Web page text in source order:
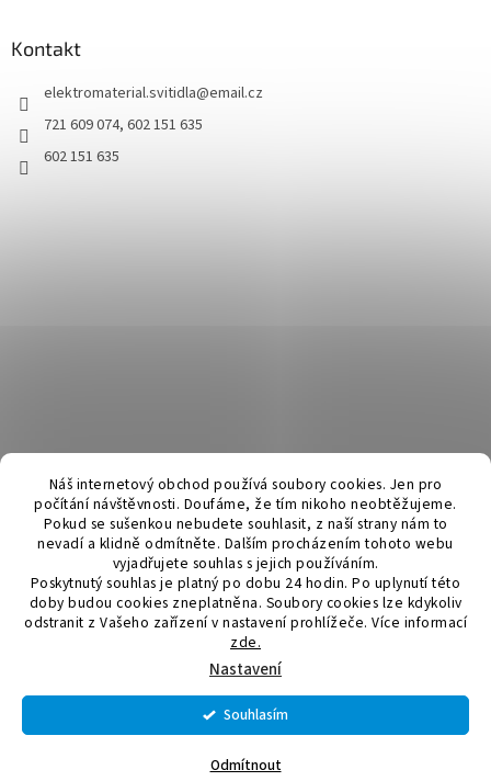
Náš internetový obchod používá soubory cookies. Jen pro
počítání návštěvnosti. Doufáme, že tím nikoho neobtěžujeme.
Pokud se sušenkou nebudete souhlasit, z naší strany nám to
nevadí a klidně odmítněte. Dalším procházením tohoto webu
vyjadřujete souhlas s jejich používáním.
Poskytnutý souhlas je platný po dobu 24 hodin. Po uplynutí této
doby budou cookies zneplatněna. Soubory cookies lze kdykoliv
odstranit z Vašeho zařízení v nastavení prohlížeče. Více informací
zde.
Nastavení
Odmítnout
Souhlasím
Kontakt
elektromaterial.svitidla@email.cz
721 609 074, 602 151 635
602 151 635
Vytvořil Shoptet
Copyright 2026Elektromateriál a svítidla. Všechna práva
Upravit nastavení cookies